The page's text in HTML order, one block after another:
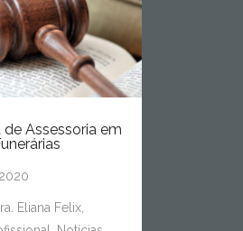
Assessoria em
Eliana Felix